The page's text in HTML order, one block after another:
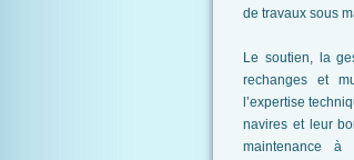
de travaux sous
Le soutien, la
rechanges et
l’expertise
navires et leur
maintenance